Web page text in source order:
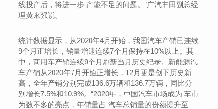
线投产后，将进一步 产能不足的问题。”广汽丰田副总经
理黄永强说。
统计数据显示，从2020年4月开始，我国汽车产销已连续
9个月正增长，销量增速连续7个月保持在10%以上。其
中，商用车产销连续9个月刷新当月历史纪录。新能源汽
车产销从2020年7月开始正增长，12月更是创下历史新
高，全年产销分别完成136.6万辆和136.7万辆，同比分
别增长7.5%和10.9%。“2020年，中国汽车市场成为 车市
为数不多的亮点，年销量占 汽车总销量的份额提升至